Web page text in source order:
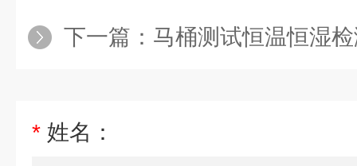
下一篇： 马桶测试恒温恒湿
* 姓名：